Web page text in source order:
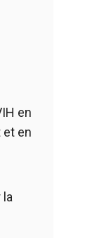
en
et en
la